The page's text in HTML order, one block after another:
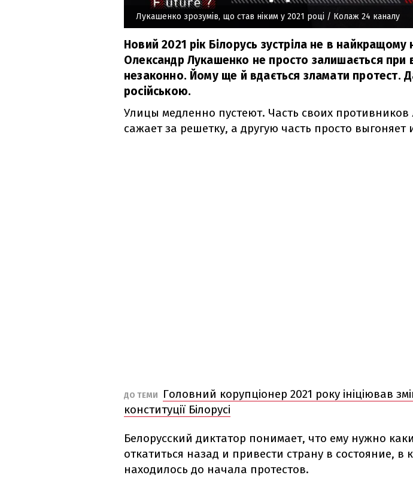
Лукашенко зрозумів, що став ніким у 2021 році / Колаж 24 каналу
Новий 2021 рік Білорусь зустріла не в найкращому
Олександр Лукашенко не просто залишається при
незаконно. Йому ще й вдається зламати протест.
російською.
Улицы медленно пустеют. Часть своих
сажает за решетку, а другую часть просто выгоняет
ДО ТЕМИ
Головний корупціонер 2021 року ініціював
конституції Білорусі
Белорусский диктатор понимает, что ему нужно
откатиться назад и привести страну в состояние, в
находилось до начала протестов.